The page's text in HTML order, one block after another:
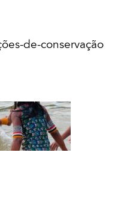
de-conservação